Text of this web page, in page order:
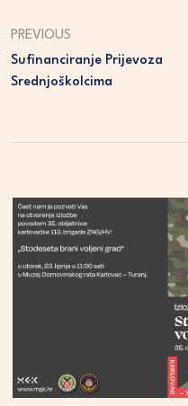
PREVIOUS
Sufinanciranje Prijevoza
Srednjoškolcima